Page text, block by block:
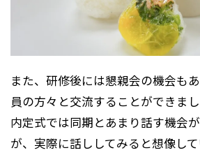
また、研修後には懇親会の機会も
員の方々と交流することができまし
内定式では同期とあまり話す機会
が、実際に話ししてみると想像し